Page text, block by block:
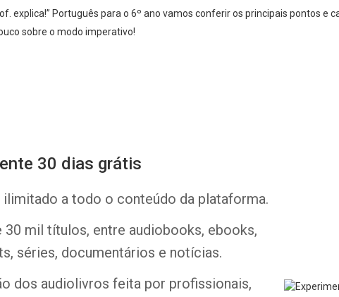
explica!” Português para o 6º ano vamos conferir os principais pontos e
sobre o modo imperativo!
30 dias grátis
a todo o conteúdo da plataforma.
30 mil títulos, entre audiobooks, ebooks,
séries, documentários e notícias.
dos audiolivros feita por profissionais,
Whatsapp Facebook